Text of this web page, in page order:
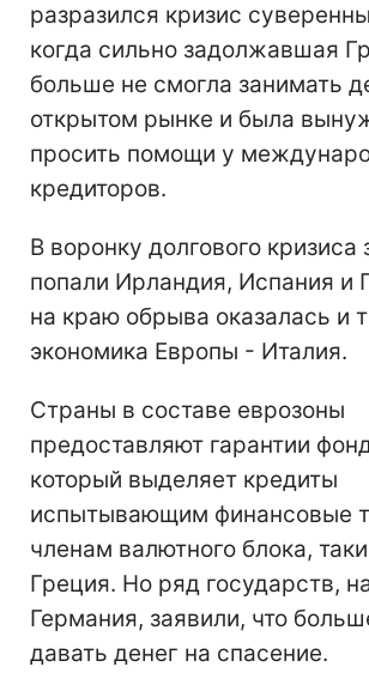
разразился кризис
когда сильно задолжавшая
больше не смогла занимать
открытом рынке и была
просить помощи у
кредиторов.
В воронку долгового кризиса
попали Ирландия, Испания и
на краю обрыва оказалась и
экономика Европы - Италия.
Страны в составе еврозоны
предоставляют гарантии
который выделяет кредиты
испытывающим финансовые
членам валютного блока,
Греция. Но ряд государств,
Германия, заявили, что
давать денег на спасение.